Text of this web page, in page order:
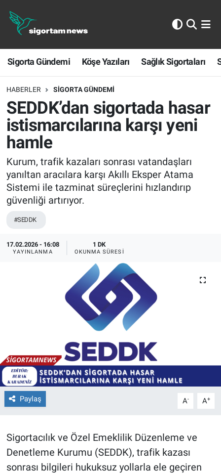
Sigorta Gündemi Köşe Yazıları Sağlık Sigortaları
HABERLER SIGORTA GÜNDEMI
SEDDK’dan sigortada hasar
istismarcılarına karşı yeni
hamle
Kurum, trafik kazaları sonrası vatandaşları
yanıltan aracılara karşı Akıllı Eksper Atama
Sistemi ile tazminat süreçlerini hızlandırıp
güvenliği artırıyor.
#SEDDK
17.02.2026 - 16:08
YAYINLANMA
1 DK
OKUNMA SÜRESI
Paylaş A- A+
Sigortacılık ve Özel Emeklilik Düzenleme ve
Denetleme Kurumu (SEDDK), trafik kazası
sonrası bilgileri hukuksuz yollarla ele geçiren
Sigorta Gündemi
Köşe Yazıları
Sağlık Sigortaları
Sporun Sigortası
Ekonomi